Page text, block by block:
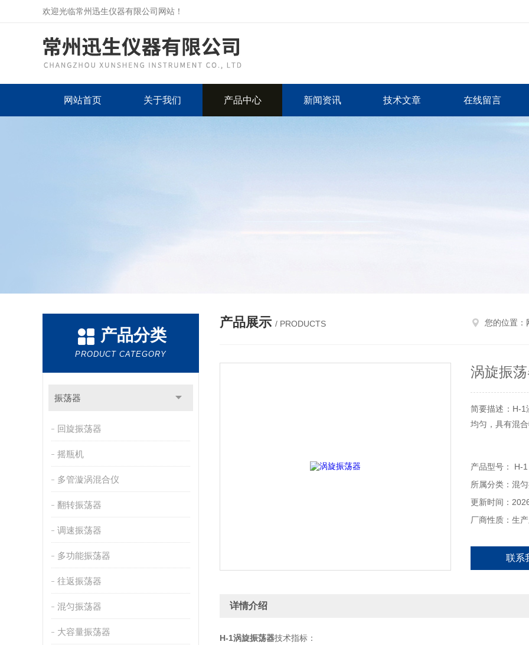
欢迎光临常州迅生仪器有限公司网站！
网站首页 关于我们 产品中心 新闻资讯 技术文章 在线留言
产品分类
PRODUCT CATEGORY
振荡器
回旋振荡器
摇瓶机
多管漩涡混合仪
翻转振荡器
调速振荡器
多功能振荡器
往返振荡器
混匀振荡器
大容量振荡器
产品展示 / PRODUCTS 您的位置：
涡旋振
简要描述：H-1
均匀，具有混
产品型号： H-1
所属分类：混
更新时间：
厂商性质：生
联系
详情介绍
H-1涡旋振荡器技术指标：